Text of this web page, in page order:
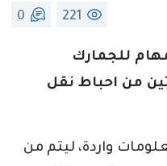
221
0
للجمارك
من احباط نقل
واردة، ليتم من